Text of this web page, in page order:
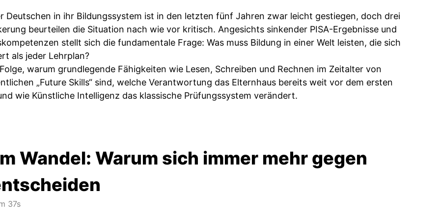
Deutschen in ihr Bildungssystem ist in den letzten fünf Jahren zwar leicht gestiegen, doch drei
beurteilen die Situation nach wie vor kritisch. Angesichts sinkender PISA-Ergebnisse und
stellt sich die fundamentale Frage: Was muss Bildung in einer Welt leisten, die sich
als jeder Lehrplan?
warum grundlegende Fähigkeiten wie Lesen, Schreiben und Rechnen im Zeitalter von
„Future Skills“ sind, welche Verantwortung das Elternhaus bereits weit vor dem ersten
wie Künstliche Intelligenz das klassische Prüfungssystem verändert.
Wandel: Warum sich immer mehr gegen
37s